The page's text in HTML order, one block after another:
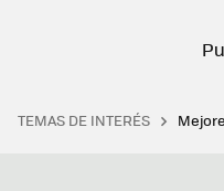
TEMAS DE INTERÉS